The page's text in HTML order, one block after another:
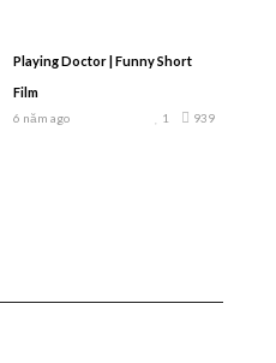
Playing Doctor | Funny Short
Film
6 năm ago 939
1